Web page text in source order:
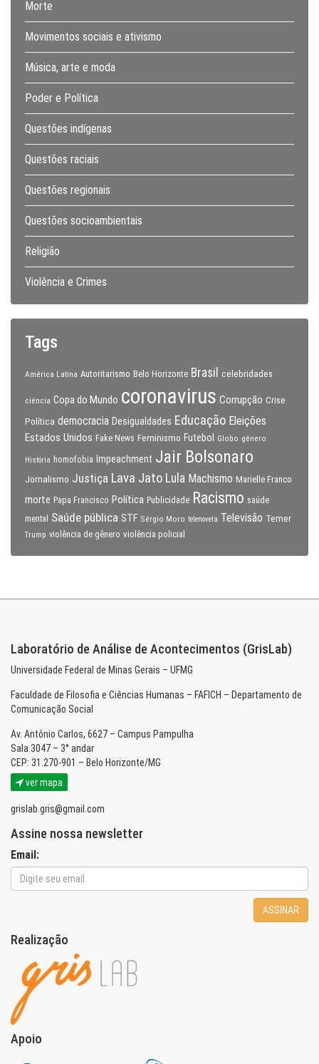
Morte
Movimentos sociais e ativismo
Música, arte e moda
Poder e Política
Questões indígenas
Questões raciais
Questões regionais
Questões socioambientais
Religião
Violência e Crimes
Tags
América Latina Autoritarismo Belo Horizonte Brasil celebridades
ciência Copa do Mundo coronavirus Corrupção Crise
Política democracia Desigualdades Educação Eleições
Estados Unidos Fake News Feminismo Futebol Globo gênero
História homofobia Impeachment Jair Bolsonaro
Jornalismo Justiça Lava Jato Lula Machismo Marielle Franco
morte Papa Francisco Política Publicidade Racismo saúde
mental
Saúde pública STF Sérgio Moro telenovela Televisão Temer
Trump violência de gênero violência policial
Laboratório de Análise de Acontecimentos (GrisLab)
Universidade Federal de Minas Gerais – UFMG
Faculdade de Filosofia e Ciências Humanas – FAFICH – Departamento de
Comunicação Social
Av. Antônio Carlos, 6627 – Campus Pampulha
Sala 3047 – 3° andar
CEP: 31.270-901 – Belo Horizonte/MG
ver mapa
grislab.gris@gmail.com
Assine nossa newsletter
Email:
ASSINAR
Realização
Apoio